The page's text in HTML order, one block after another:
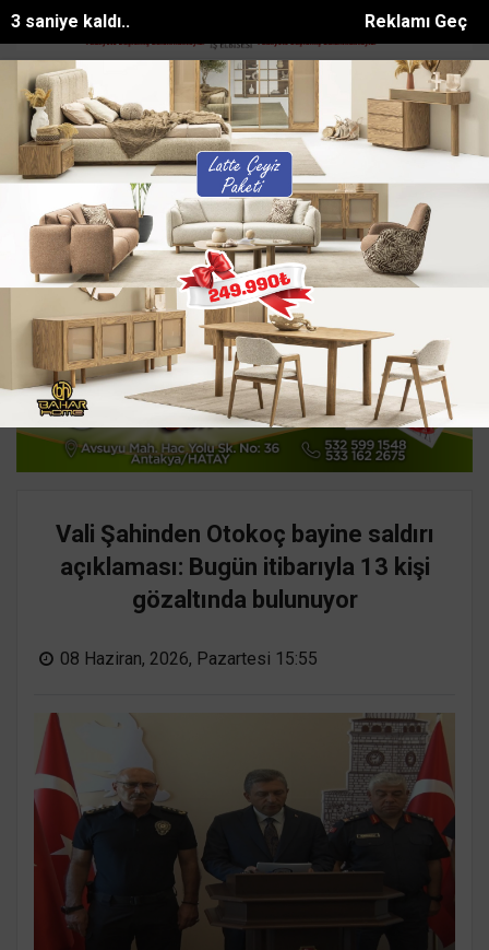
Reklamı Geç
2 saniye kaldı..
SON DAKİKA:
domates konservesi 9 aylık... Türkiye Muhtarlar
Ana Sayfa ASAYİŞ
Vali Şahinden Otokoç bayine saldırı
açıklaması: Bugün itibarıyla 13 kişi
gözaltında bulunuyor
08 Haziran, 2026, Pazartesi 15:55